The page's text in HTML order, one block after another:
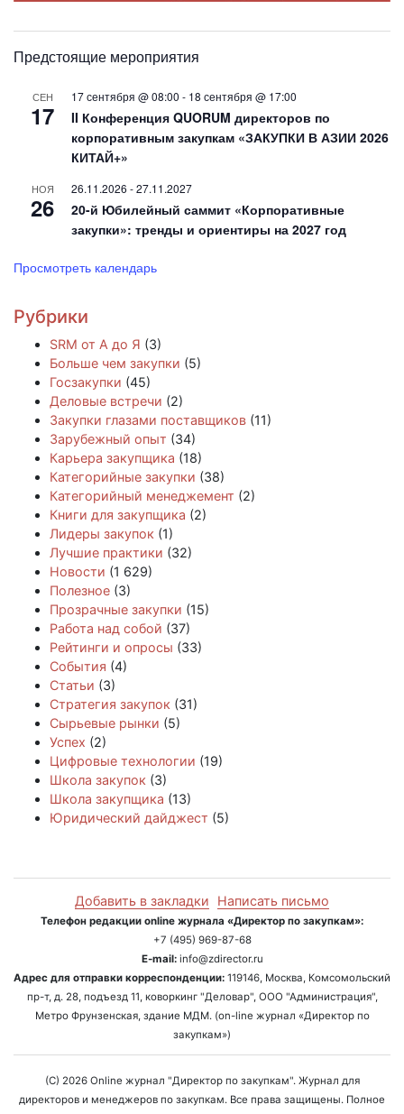
Предстоящие мероприятия
СЕН
17
17 сентября @ 08:00 - 18 сентября @ 17:00
II Конференция QUORUM директоров по
корпоративным закупкам «ЗАКУПКИ В АЗИИ 2026
КИТАЙ+»
НОЯ
26
26.11.2026 -27.11.2027
20-й Юбилейный саммит «Корпоративные
закупки»: тренды и ориентиры на 2027 год
Просмотреть календарь
Рубрики
SRM от А до Я (3)
Больше чем закупки (5)
Госзакупки (45)
Деловые встречи (2)
Закупки глазами поставщиков (11)
Зарубежный опыт (34)
Карьера закупщика (18)
Категорийные закупки (38)
Категорийный менеджемент (2)
Книги для закупщика (2)
Лидеры закупок (1)
Лучшие практики (32)
Новости (1 629)
Полезное (3)
Прозрачные закупки (15)
Работа над собой (37)
Рейтинги и опросы (33)
События (4)
Статьи (3)
Стратегия закупок (31)
Сырьевые рынки (5)
Успех (2)
Цифровые технологии (19)
Школа закупок (3)
Школа закупщика (13)
Юридический дайджест (5)
Добавить в закладки Написать письмо
Телефон редакции online журнала «Директор по закупкам»:
+7 (495) 969-87-68
E-mail:info@zdirector.ru
Адрес для отправки корреспонденции: 119146, Москва, Комсомольский
пр-т, д. 28, подъезд 11, коворкинг "Деловар", ООО "Администрация",
Метро Фрунзенская, здание МДМ. (on-line журнал «Директор по
закупкам»)
(C) 2026 Online журнал "Директор по закупкам". Журнал для
директоров и менеджеров по закупкам. Все права защищены. Полное